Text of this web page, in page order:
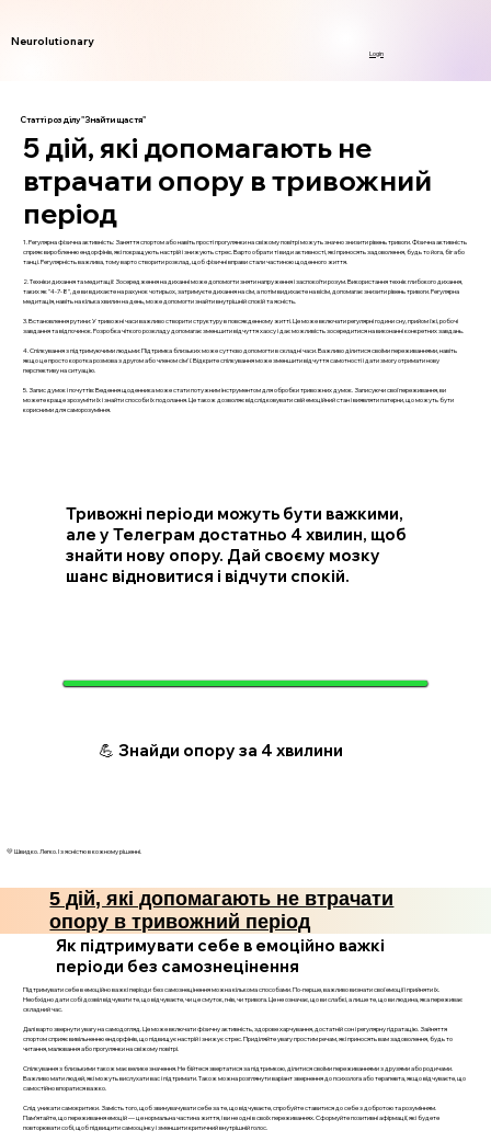
Neurolutionary
Login
Статті розділу "Знайти щастя"
5 дій, які допомагають не
втрачати опору в тривожний
період
1. Регулярна фізична активність: Заняття спортом або навіть прості прогулянки на свіжому повітрі можуть значно знизити рівень тривоги. Фізична активність
сприяє виробленню ендорфінів, які покращують настрій і знижують стрес. Варто обрати ті види активності, які приносять задоволення, будь то йога, біг або
танці. Регулярність важлива, тому варто створити розклад, щоб фізичні вправи стали частиною щоденного життя.
2. Техніки дихання та медитації: Зосередження на диханні може допомогти зняти напруження і заспокоїти розум. Використання технік глибокого дихання,
таких як "4-7-8", де ви вдихаєте на рахунок чотирьох, затримуєте дихання на сім, а потім видихаєте на вісім, допомагає знизити рівень тривоги. Регулярна
медитація, навіть на кілька хвилин на день, може допомогти знайти внутрішній спокій та ясність.
3. Встановлення рутини: У тривожні часи важливо створити структуру в повсякденному житті. Це може включати регулярні години сну, прийом їжі, робочі
завдання та відпочинок. Розробка чіткого розкладу допомагає зменшити відчуття хаосу і дає можливість зосередитися на виконанні конкретних завдань.
4. Спілкування з підтримуючими людьми: Підтримка близьких може суттєво допомогти в складні часи. Важливо ділитися своїми переживаннями, навіть
якщо це просто коротка розмова з другом або членом сім'ї. Відкрите спілкування може зменшити відчуття самотності і дати змогу отримати нову
перспективу на ситуацію.
5. Запис думок і почуттів: Ведення щоденника може стати потужним інструментом для обробки тривожних думок. Записуючи свої переживання, ви
можете краще зрозуміти їх і знайти способи їх подолання. Це також дозволяє відслідковувати свій емоційний стан і виявляти патерни, що можуть бути
корисними для саморозуміння.
Тривожні періоди можуть бути важкими,
але у Телеграм достатньо 4 хвилин, щоб
знайти нову опору. Дай своєму мозку
шанс відновитися і відчути спокій.
💪 Знайди опору за 4 хвилини
💛 Швидко. Легко. І з ясністю в кожному рішенні.
5 дій, які допомагають не втрачати
опору в тривожний період
Як підтримувати себе в емоційно важкі
періоди без самознецінення
Підтримувати себе в емоційно важкі періоди без самознецінення можна кількома способами. По-перше, важливо визнати свої емоції і прийняти їх.
Необхідно дати собі дозвіл відчувати те, що відчуваєте, чи це смуток, гнів, чи тривога. Це не означає, що ви слабкі, а лише те, що ви людина, яка переживає
складний час.
Далі варто звернути увагу на самодогляд. Це може включати фізичну активність, здорове харчування, достатній сон і регулярну гідратацію. Зайняття
спортом сприяє вивільненню ендорфінів, що підвищує настрій і знижує стрес. Приділяйте увагу простим речам, які приносять вам задоволення, будь то
читання, малювання або прогулянки на свіжому повітрі.
Спілкування з близькими також має велике значення. Не бійтеся звертатися за підтримкою, ділитися своїми переживаннями з друзями або родичами.
Важливо мати людей, які можуть вислухати вас і підтримати. Також можна розглянути варіант звернення до психолога або терапевта, якщо відчуваєте, що
самостійно впоратися важко.
Слід уникати самокритики. Замість того, щоб звинувачувати себе за те, що відчуваєте, спробуйте ставитися до себе з добротою та розумінням.
Пам’ятайте, що переживання емоцій — це нормальна частина життя, і ви не одні в своїх переживаннях. Сформуйте позитивні афірмації, які будете
повторювати собі, щоб підвищити самооцінку і зменшити критичний внутрішній голос.